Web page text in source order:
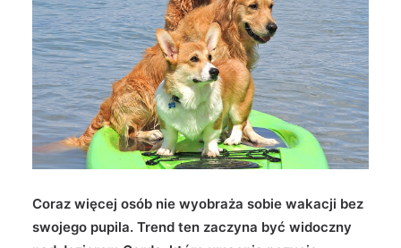
Wyszukiwanie
Coraz więcej osób nie wyobraża sobie wakacji bez
swojego pupila. Trend ten zaczyna być widoczny